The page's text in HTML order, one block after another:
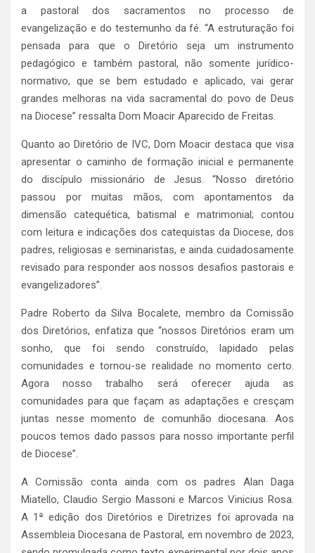
a pastoral dos sacramentos no processo de
evangelização e do testemunho da fé. “A estruturação foi
pensada para que o Diretório seja um instrumento
pedagógico e também pastoral, não somente jurídico-
normativo, que se bem estudado e aplicado, vai gerar
grandes melhoras na vida sacramental do povo de Deus
na Diocese” ressalta Dom Moacir Aparecido de Freitas.
Quanto ao Diretório de IVC, Dom Moacir destaca que visa
apresentar o caminho de formação inicial e permanente
do discípulo missionário de Jesus. “Nosso diretório
passou por muitas mãos, com apontamentos da
dimensão catequética, batismal e matrimonial; contou
com leitura e indicações dos catequistas da Diocese, dos
padres, religiosas e seminaristas, e ainda cuidadosamente
revisado para responder aos nossos desafios pastorais e
evangelizadores”.
Padre Roberto da Silva Bocalete, membro da Comissão
dos Diretórios, enfatiza que “nossos Diretórios eram um
sonho, que foi sendo construído, lapidado pelas
comunidades e tornou-se realidade no momento certo.
Agora nosso trabalho será oferecer ajuda as
comunidades para que façam as adaptações e cresçam
juntas nesse momento de comunhão diocesana. Aos
poucos temos dado passos para nosso importante perfil
de Diocese”.
A Comissão conta ainda com os padres Alan Daga
Miatello, Claudio Sergio Massoni e Marcos Vinicius Rosa.
A 1ª edição dos Diretórios e Diretrizes foi aprovada na
Assembleia Diocesana de Pastoral, em novembro de 2023,